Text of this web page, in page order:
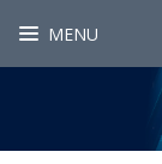
MENU